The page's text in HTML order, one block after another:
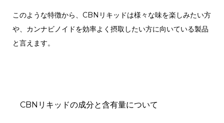
このような特徴から、CBNリキッドは様々な味を楽しみたい方
や、カンナビノイドを効率よく摂取したい方に向いている製品
と言えます。
CBNリキッドの成分と含有量について